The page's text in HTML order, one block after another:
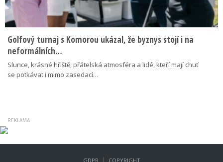
Golfový turnaj s Komorou ukázal, že byznys stojí i na
neformálních…
Slunce, krásné hřiště, přátelská atmosféra a lidé, kteří mají chuť
se potkávat i mimo zasedací…
GDPR | COPYRIGHT